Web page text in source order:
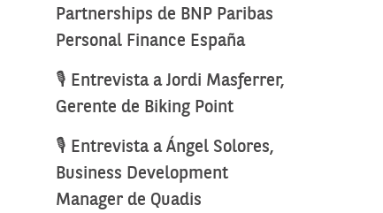
Partnerships de BNP Paribas
Personal Finance España
🎙️ Entrevista a Jordi Masferrer,
Gerente de Biking Point
🎙️ Entrevista a Ángel Solores,
Business Development
Manager de Quadis